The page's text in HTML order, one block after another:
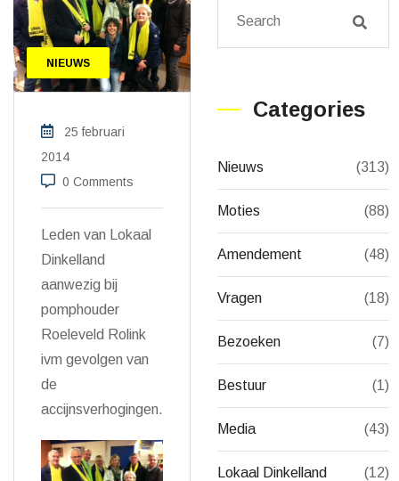
NIEUWS
25 februari
2014
0 Comments
Leden van Lokaal
Dinkelland
aanwezig bij
pomphouder
Roeleveld Rolink
ivm gevolgen van
de
accijnsverhogingen.
Categories
Nieuws (313)
Moties (88)
Amendement (48)
Vragen (18)
Bezoeken (7)
Bestuur (1)
Media (43)
Lokaal Dinkelland (12)